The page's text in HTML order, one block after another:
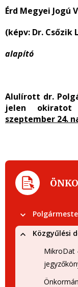
Érd Megyei Jogú
(képv: Dr.
alapító
Alulírott dr.
jelen
szeptember 24.
Közgyűlési
MikroDat